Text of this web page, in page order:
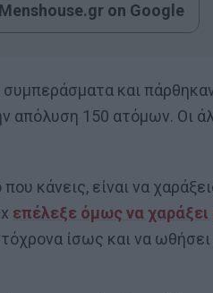
on Google
συμπεράσματα και
απόλυση 150 ατόμων. Οι
κάνεις, είναι να
επέλεξε όμως να χαράξει
ίσως και να